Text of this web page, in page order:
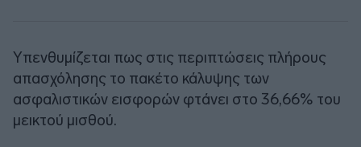
Υπενθυμίζεται πως στις περιπτώσεις πλήρους
απασχόλησης το πακέτο κάλυψης των
ασφαλιστικών εισφορών φτάνει στο 36,66% του
μεικτού μισθού.